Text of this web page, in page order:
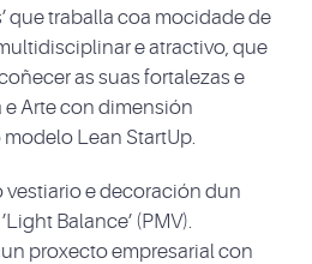
que traballa coa mocidade de
e atractivo, que
as suas fortalezas e
Arte con dimensión
Lean StartUp.
vestiario e decoración dun
Balance’ (PMV).
proxecto empresarial con